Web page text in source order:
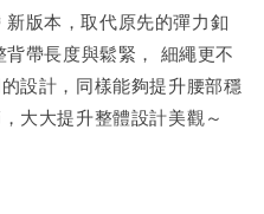
版本，取代原先的彈力釦
帶長度與鬆緊， 細繩更不
設計，同樣能夠提升腰部穩
大大提升整體設計美觀～